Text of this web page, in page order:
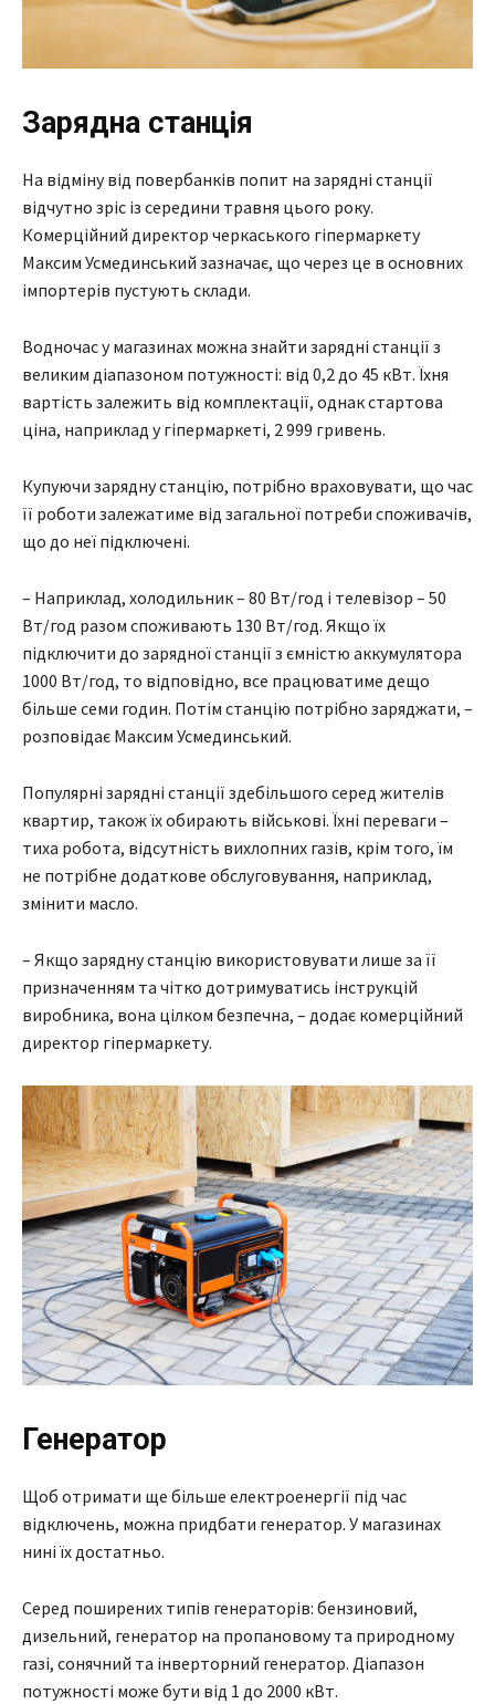
Зарядна станція
На відміну від повербанків попит на зарядні станції
відчутно зріс із середини травня цього року.
Комерційний директор черкаського гіпермаркету
Максим Усмединський зазначає, що через це в основних
імпортерів пустують склади.
Водночас у магазинах можна знайти зарядні станції з
великим діапазоном потужності: від 0,2 до 45 кВт. Їхня
вартість залежить від комплектації, однак стартова
ціна, наприклад у гіпермаркеті, 2 999 гривень.
Купуючи зарядну станцію, потрібно враховувати, що час
її роботи залежатиме від загальної потреби споживачів,
що до неї підключені.
– Наприклад, холодильник – 80 Вт/год і телевізор – 50
Вт/год разом споживають 130 Вт/год. Якщо їх
підключити до зарядної станції з ємністю аккумулятора
1000 Вт/год, то відповідно, все працюватиме дещо
більше семи годин. Потім станцію потрібно заряджати, –
розповідає Максим Усмединський.
Популярні зарядні станції здебільшого серед жителів
квартир, також їх обирають військові. Їхні переваги –
тиха робота, відсутність вихлопних газів, крім того, їм
не потрібне додаткове обслуговування, наприклад,
змінити масло.
– Якщо зарядну станцію використовувати лише за її
призначенням та чітко дотримуватись інструкцій
виробника, вона цілком безпечна, – додає комерційний
директор гіпермаркету.
Генератор
Щоб отримати ще більше електроенергії під час
відключень, можна придбати генератор. У магазинах
нині їх достатньо.
Серед поширених типів генераторів: бензиновий,
дизельний, генератор на пропановому та природному
газі, сонячний та інверторний генератор. Діапазон
потужності може бути від 1 до 2000 кВт.